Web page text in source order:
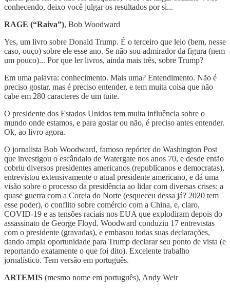
conhecendo, deixo você julgar os resultados por si...
RAGE (“Raiva”), Bob Woodward
Yes, um livro sobre Donald Trump. É o terceiro que leio (bem, nesse
caso, ouço) sobre ele esse ano. Se não sou admirador da figura (nem
um pouco)... Por que ler livros, ainda mais três, sobre Trump?
Em uma palavra: conhecimento. Mais uma? Entendimento. Não é
preciso gostar, mas é preciso entender, e tem muita coisa que não
cabe em 280 caracteres de um tuite.
O presidente dos Estados Unidos tem muita influência sobre o
mundo onde estamos, e para gostar ou não, é preciso antes entender.
Ok, ao livro agora.
O jornalista Bob Woodward, famoso repórter do Washington Post
que investigou o escândalo de Watergate nos anos 70, e desde então
cobriu diversos presidentes americanos (republicanos e democratas),
entrevistou extensivamente o atual presidente americano, e dá uma
visão sobre o processo da presidência ao lidar com diversas crises: a
quase guerra com a Coreia do Norte (esqueceu dessa já? 2020 tem
esse poder), o conflito sobre comércio com a China, e, claro,
COVID-19 e as tensões raciais nos EUA que explodiram depois do
assassinato de George Floyd. Woodward conduziu 17 entrevistas
com o presidente (gravadas), e embasou todas suas declarações,
dando ampla oportunidade para Trump declarar seu ponto de vista (e
reportando exatamente o que foi dito). Excelente trabalho
jornalístico. Tem versão em português.
ARTEMIS (mesmo nome em português), Andy Weir